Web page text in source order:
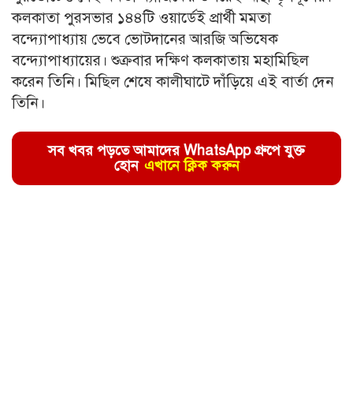
কলকাতা পুরসভার ১৪৪টি ওয়ার্ডেই প্রার্থী মমতা
বন্দ্যোপাধ্যায় ভেবে ভোটদানের আরজি অভিষেক
বন্দ্যোপাধ্যায়ের। শুক্রবার দক্ষিণ কলকাতায় মহামিছিল
করেন তিনি। মিছিল শেষে কালীঘাটে দাঁড়িয়ে এই বার্তা দেন
তিনি।
সব খবর পড়তে আমাদের WhatsApp গ্রুপে যুক্ত
হোন এখানে ক্লিক করুন